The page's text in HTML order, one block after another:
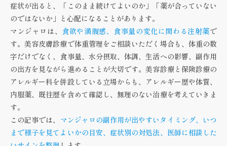
症状が出ると、「このまま続けてよいのか」「薬が合っていない
のではないか」と心配になることがあります。
マンジャロは、 食欲や満腹感、食事量の変化に関わる注射薬で
す。美容皮膚診療で体重管理をご相談いただく場合も、体重の数
字だけでなく、食事量、水分摂取、体調、生活への影響、副作用
の出方を見ながら進めることが大切です。美容診療と保険診療の
アレルギー科を併設している立場からも、アレルギー歴や体質、
内服薬、既往歴を含めて確認し、無理のない治療を考えていきま
す。
この記事では、 マンジャロの副作用が出やすいタイミング、いつ
まで様子を見てよいかの目安、症状別の対処法、医師に相談した